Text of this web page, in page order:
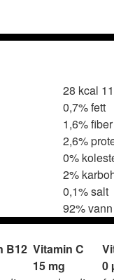
28 kcal
0,7% fett
1,6% fiber
2,6%
0%
2%
0,1% salt
92% vann
B12 Vitamin C
15 mg
0